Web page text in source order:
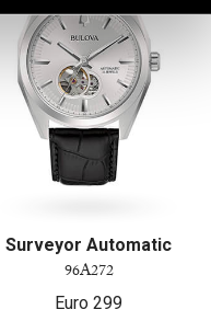
Surveyor Automatic
96A272
Euro 299